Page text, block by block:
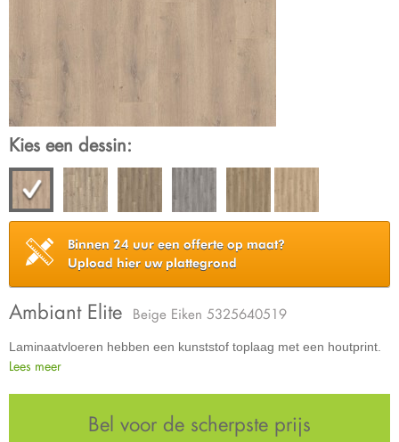
Kies een dessin:
Binnen 24 uur een offerte op maat?
Upload hier uw plattegrond
Ambiant Elite Beige Eiken 5325640519
Laminaatvloeren hebben een kunststof toplaag met een houtprint.
Lees meer
Bel voor de scherpste prijs